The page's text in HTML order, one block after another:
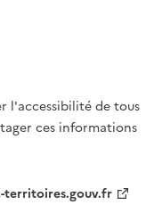
l'accessibilité de tous
ces informations
territoires.gouv.fr